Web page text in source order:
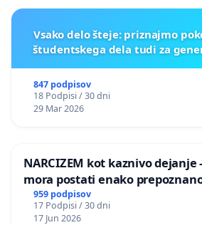
Vsako delo šteje: priznajmo
študentskega dela tudi za
847 podpisov
18 Podpisi / 30 dni
29 Mar 2026
NARCIZEM kot kaznivo dejanje
mora postati enako
nasilje
959 podpisov
17 Podpisi / 30 dni
17 Jun 2026